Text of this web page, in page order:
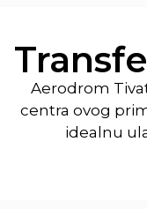
Aerodrom
centra ovog
idealnu